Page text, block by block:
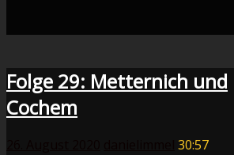
Folge 29: Metternich und
Cochem
30:57